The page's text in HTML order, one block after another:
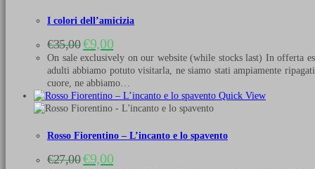
I colori dell’amicizia
€35,00Il
prezzo
originale
era:
€35,00.
€9,00Il
prezzo
attuale
è:
€9,00.
On sale exclusively on our website (while stocks last) In offerta
adulti abbiamo potuto visitarla, ne siamo stati ampiamente
cuore, ne abbiamo…
Quick View
Rosso Fiorentino – L’incanto e lo spavento
€27,00Il
€9,00Il